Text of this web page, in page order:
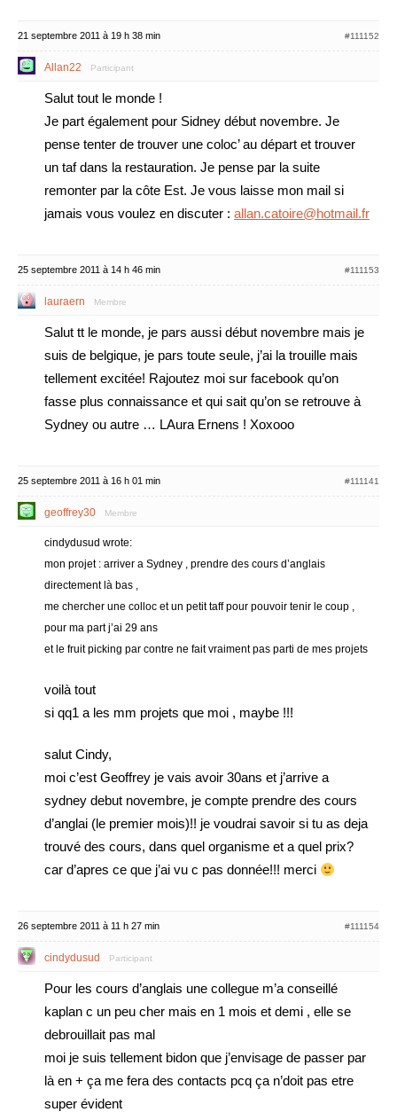
21 septembre 2011 à 19 h 38 min #111152
Allan22 Participant
Salut tout le monde !
Je part également pour Sidney début novembre. Je
pense tenter de trouver une coloc’ au départ et trouver
un taf dans la restauration. Je pense par la suite
remonter par la côte Est. Je vous laisse mon mail si
jamais vous voulez en discuter : allan.catoire@hotmail.fr
25 septembre 2011 à 14 h 46 min #111153
lauraern Membre
Salut tt le monde, je pars aussi début novembre mais je
suis de belgique, je pars toute seule, j’ai la trouille mais
tellement excitée! Rajoutez moi sur facebook qu’on
fasse plus connaissance et qui sait qu’on se retrouve à
Sydney ou autre … LAura Ernens ! Xoxooo
25 septembre 2011 à 16 h 01 min #111141
geoffrey30 Membre
cindydusud wrote:
mon projet : arriver a Sydney , prendre des cours d’anglais
directement là bas ,
me chercher une colloc et un petit taff pour pouvoir tenir le coup ,
pour ma part j’ai 29 ans
et le fruit picking par contre ne fait vraiment pas parti de mes projets
voilà tout
si qq1 a les mm projets que moi , maybe !!!
salut Cindy,
moi c’est Geoffrey je vais avoir 30ans et j’arrive a
sydney debut novembre, je compte prendre des cours
d’anglai (le premier mois)!! je voudrai savoir si tu as deja
trouvé des cours, dans quel organisme et a quel prix?
car d’apres ce que j’ai vu c pas donnée!!! merci
26 septembre 2011 à 11 h 27 min #111154
cindydusud Participant
Pour les cours d’anglais une collegue m’a conseillé
kaplan c un peu cher mais en 1 mois et demi , elle se
debrouillait pas mal
moi je suis tellement bidon que j’envisage de passer par
là en + ça me fera des contacts pcq ça n’doit pas etre
super évident